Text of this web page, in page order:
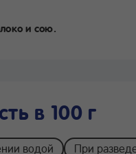
и сою.
в 100 г
водой При